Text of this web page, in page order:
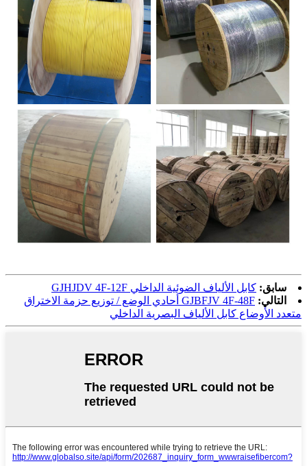
سابق: كابل الألياف الضوئية الداخلي GJHJDV 4F-12F
التالي:
GJBFJV 4F-48F أحادي الوضع / توزيع حزمة الاختراق
متعدد الأوضاع كابل الألياف البصرية الداخلي